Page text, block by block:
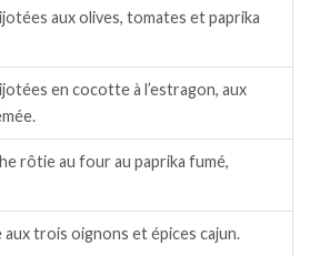
aux olives, tomates et paprika
en cocotte à l’estragon, aux
rôtie au four au paprika fumé,
trois oignons et épices cajun.